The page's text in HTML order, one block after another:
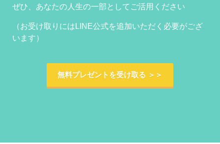
ぜひ、あなたの人生の一部としてご活用ください
（お受け取りにはLINE公式を追加いただく必要がござ
います）
無料プレゼントを受け取る ＞＞